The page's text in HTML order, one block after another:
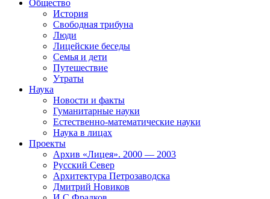
Общество
История
Свободная трибуна
Люди
Лицейские беседы
Семья и дети
Путешествие
Утраты
Наука
Новости и факты
Гуманитарные науки
Естественно-математические науки
Наука в лицах
Проекты
Архив «Лицея». 2000 — 2003
Русский Север
Архитектура Петрозаводска
Дмитрий Новиков